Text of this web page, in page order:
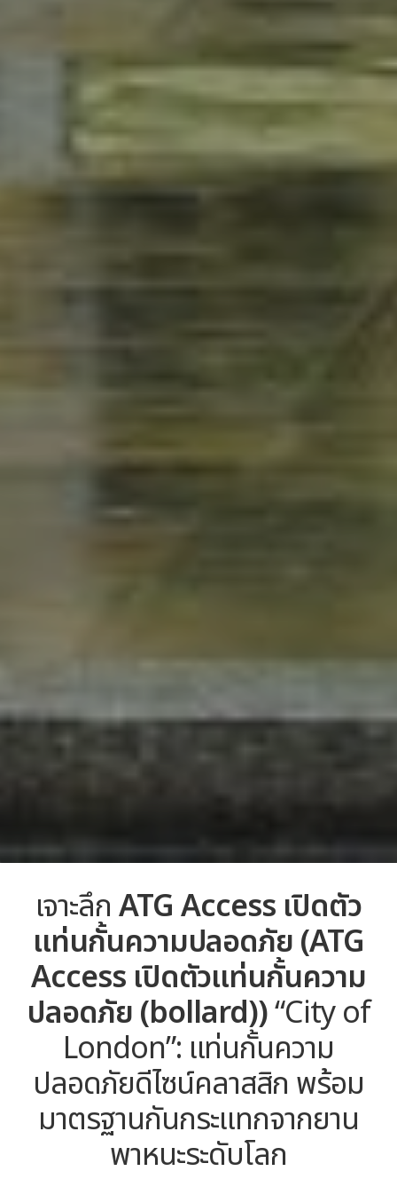
เจาะลึกATG Access เปิดตัว
แท่นกั้นความปลอดภัย (ATG
Access เปิดตัวแท่นกั้นความ
ปลอดภัย (bollard))“City of
London”: แท่นกั้นความ
ปลอดภัยดีไซน์คลาสสิก พร้อม
มาตรฐานกันกระแทกจากยาน
พาหนะระดับโลก